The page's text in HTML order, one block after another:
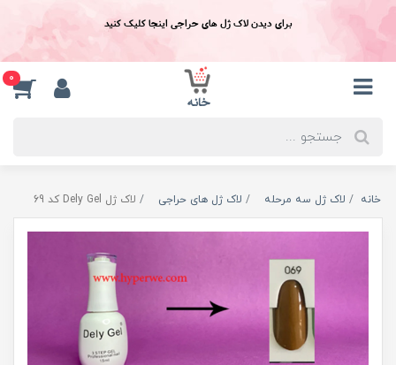
برای دیدن لاک ژل های حراجی اینجا کلیک کنید
0
خانه لاک ژل سه مرحله لاک ژل های حراجی لاک ژل Dely Gel کد 69